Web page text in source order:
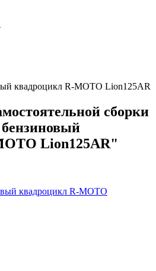
квадроцикл R-MOTO Lion125AR
сборки
Lion125AR"